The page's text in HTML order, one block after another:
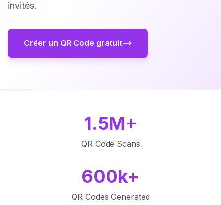
invités.
Créer un QR Code gratuit
1.5M+
QR Code Scans
600k+
QR Codes Generated